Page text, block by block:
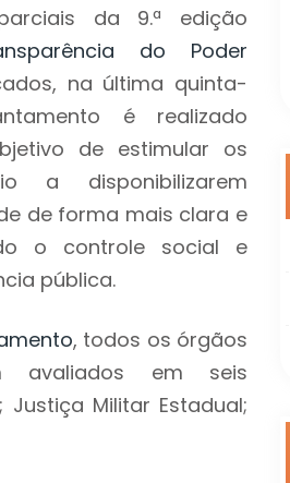
da 9.ª edição
do Poder
na última quinta-
é realizado
de estimular os
a disponibilizarem
de forma mais clara e
o controle social e
pública.
, todos os órgãos
avaliados em seis
Militar Estadual;